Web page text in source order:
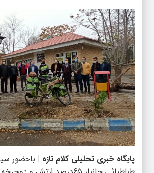
پایگاه خبری تحلیلی کلام تازه | باحضور